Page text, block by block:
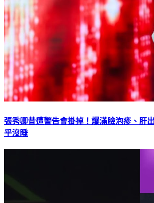
張秀卿昔遭警告會掛掉！爆滿臉泡疹、肝
乎沒睡